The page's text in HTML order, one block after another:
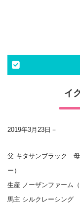
イ
2019年3月23日－
父 キタサンブラック 母
ー）
生産 ノーザンファーム（
馬主 シルクレーシング